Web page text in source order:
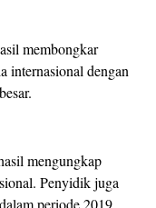
membongkar
internasional dengan
mengungkap
Penyidik juga